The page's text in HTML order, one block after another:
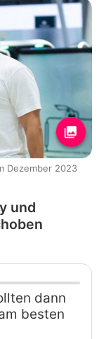
Dezember 2023
und
dann
besten